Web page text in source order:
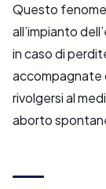
Questo
all’impianto
in caso di
accompagnate
rivolgersi al
aborto